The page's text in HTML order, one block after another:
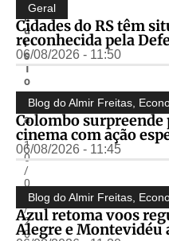
L
u
i
s
T
o
s
c
a
-
1
0
/
0
6
/
2
0
Geral
Cidades do RS têm
reconhecida pela
06/08/2026 - 11:50
Blog do Almir Freitas
Colombo surpreende
cinema com ação
06/08/2026 - 11:45
Blog do Almir Freitas
Azul retoma voos
Alegre e Montevidéu